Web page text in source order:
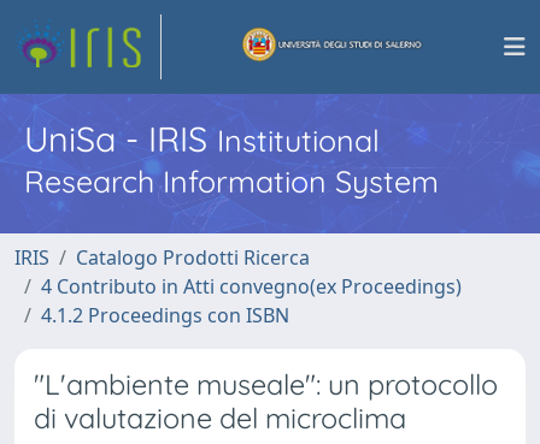
UniSa - IRISInstitutional
Research Information System
IRIS
Catalogo Prodotti Ricerca
4 Contributo in Atti convegno(ex Proceedings)
4.1.2 Proceedings con ISBN
"L'ambiente museale": un protocollo
di valutazione del microclima